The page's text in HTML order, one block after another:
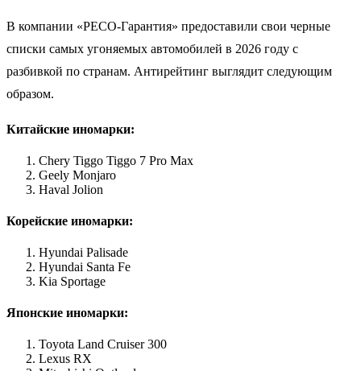
В компании «РЕСО-Гарантия» предоставили свои черные
списки самых угоняемых автомобилей в 2026 году с
разбивкой по странам. Антирейтинг выглядит следующим
образом.
Китайские иномарки:
Chery Tiggo Tiggo 7 Pro Max
Geely Monjaro
Haval Jolion
Корейские иномарки:
Hyundai Palisade
Hyundai Santa Fe
Kia Sportage
Японские иномарки:
Toyota Land Cruiser 300
Lexus RX